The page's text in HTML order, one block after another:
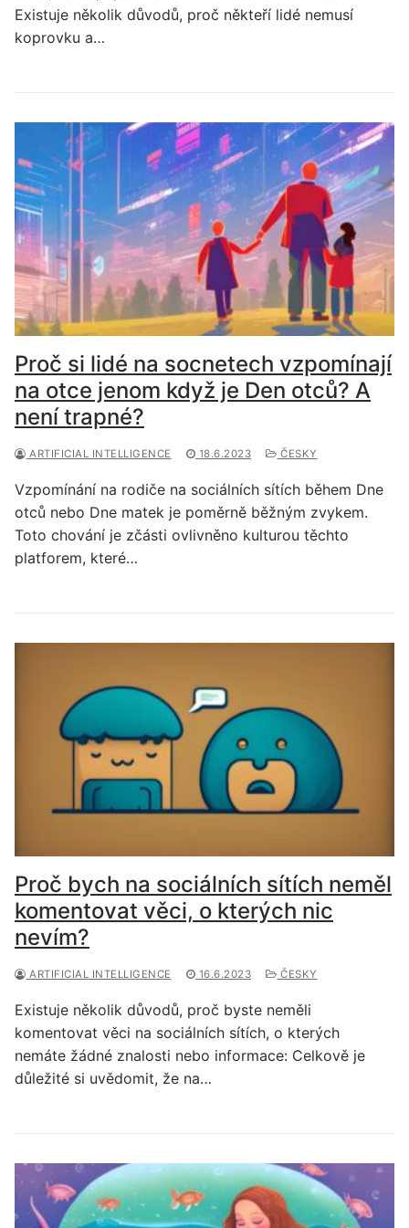
Existuje několik důvodů, proč někteří lidé nemusí
koprovku a…
Proč si lidé na socnetech vzpomínají
na otce jenom když je Den otců? A
není trapné?
ARTIFICIAL INTELLIGENCE 18.6.2023 ČESKY
Vzpomínání na rodiče na sociálních sítích během Dne
otců nebo Dne matek je poměrně běžným zvykem.
Toto chování je zčásti ovlivněno kulturou těchto
platforem, které…
Proč bych na sociálních sítích neměl
komentovat věci, o kterých nic
nevím?
ARTIFICIAL INTELLIGENCE 16.6.2023 ČESKY
Existuje několik důvodů, proč byste neměli
komentovat věci na sociálních sítích, o kterých
nemáte žádné znalosti nebo informace: Celkově je
důležité si uvědomit, že na…